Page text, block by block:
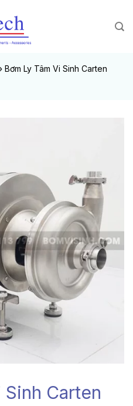
Bơm Ly Tâm Vi Sinh Carten
Sinh Carten